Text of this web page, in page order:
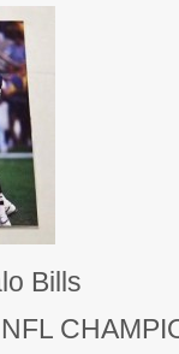
Bills